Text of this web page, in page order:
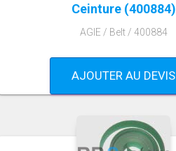
Ceinture (400884)
AGIE / Belt / 400884
AJOUTER AU DEVIS